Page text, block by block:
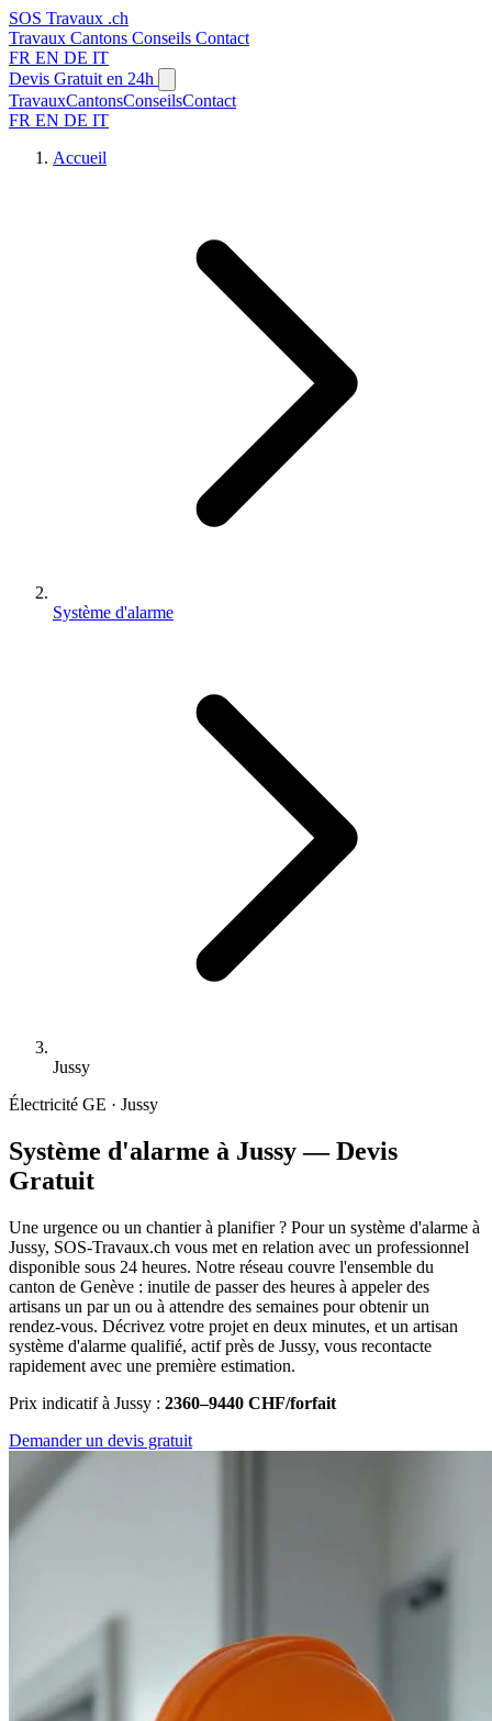
SOS Travaux .ch
Travaux Cantons Conseils Contact
FR EN DE IT
Devis Gratuit en 24h
TravauxCantonsConseilsContact
FR EN DE IT
Accueil
Système d'alarme
Jussy
Électricité GE · Jussy
Système d'alarme à Jussy — Devis
Gratuit
Une urgence ou un chantier à planifier ? Pour un système d'alarme à
Jussy, SOS-Travaux.ch vous met en relation avec un professionnel
disponible sous 24 heures. Notre réseau couvre l'ensemble du
canton de Genève : inutile de passer des heures à appeler des
artisans un par un ou à attendre des semaines pour obtenir un
rendez-vous. Décrivez votre projet en deux minutes, et un artisan
système d'alarme qualifié, actif près de Jussy, vous recontacte
rapidement avec une première estimation.
Prix indicatif à Jussy : 2360–9440 CHF/forfait
Demander un devis gratuit